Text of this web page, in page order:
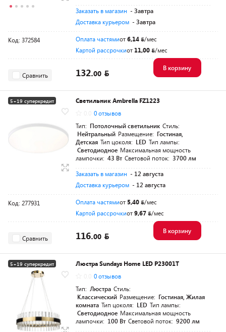
Заказать в магазин - Завтра
Доставка курьером - Завтра
Код: 372584 Оплата частямиот6,14
/мес
Картой рассрочкиот 11,00 /мес
Сравнить 132.00
В корзину
5+19 суперкредит
Светильник Ambrella FZ1223
0 отзывов
Тип: Потолочный светильник Стиль:
Нейтральный Размещение: Гостиная,
Детская Тип цоколя: LED Тип лампы:
Светодиодное Максимальная мощность
лампочки: 43 Вт Световой поток: 3700 лм
Заказать в магазин - 12 августа
Доставка курьером - 12 августа
Код: 277931 Оплата частямиот 5,40
/мес
Картой рассрочкиот9,67 /мес
Сравнить 116.00
В корзину
5+19 суперкредит
Люстра Sundays Home LED P23001T
0 отзывов
Тип: Люстра Стиль:
Классический Размещение: Гостиная, Жилая
комната Тип цоколя: LED Тип лампы:
Светодиодное Максимальная мощность
лампочки: 100 Вт Световой поток: 9200 лм